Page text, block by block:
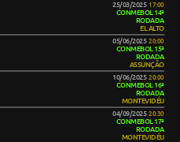
25/03/2025 17:00
CONMEBOL 14ª
RODADA
EL ALTO
05/06/2025 20:00
CONMEBOL 15ª
RODADA
ASSUNÇÃO
10/06/2025 20:00
CONMEBOL 16ª
RODADA
MONTEVIDÉU
04/09/2025 20:30
CONMEBOL 17ª
RODADA
MONTEVIDÉU